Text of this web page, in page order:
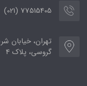
77515405 (021)
تهران، خیابان
گروسی، پلاک 4